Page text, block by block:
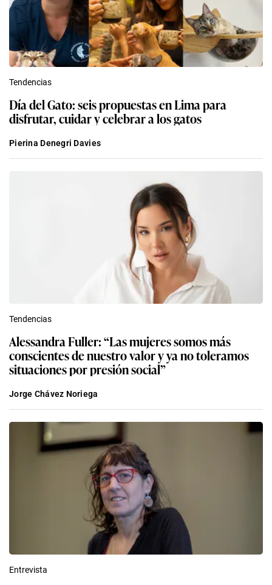
Tendencias
Día del Gato: seis propuestas en Lima para
disfrutar, cuidar y celebrar a los gatos
Pierina Denegri Davies
Tendencias
Alessandra Fuller: “Las mujeres somos más
conscientes de nuestro valor y ya no toleramos
situaciones por presión social”
Jorge Chávez Noriega
Entrevista